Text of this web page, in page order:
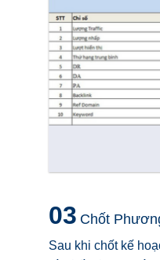
03 Chốt
Sau khi chốt kế